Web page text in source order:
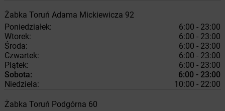
Żabka Toruń Adama Mickiewicza 92
Poniedziałek:
6:00 - 23:00
Wtorek:
6:00 - 23:00
Środa:
6:00 - 23:00
Czwartek:
6:00 - 23:00
Piątek:
6:00 - 23:00
Sobota:
6:00 - 23:00
Niedziela:
10:00 - 22:00
Żabka Toruń Podgórna 60